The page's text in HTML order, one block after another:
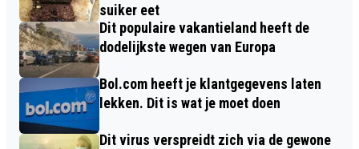
suiker eet
Dit populaire vakantieland heeft de
dodelijkste wegen van Europa
Bol.com heeft je klantgegevens laten
lekken. Dit is wat je moet doen
Dit virus verspreidt zich via de gewone